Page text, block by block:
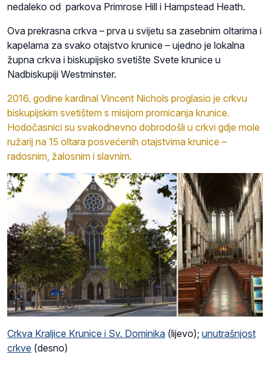
nedaleko od parkova Primrose Hill i Hampstead Heath.
Ova prekrasna crkva – prva u svijetu sa zasebnim oltarima i
kapelama za svako otajstvo krunice – ujedno je lokalna
župna crkva i biskupijsko svetište Svete krunice u
Nadbiskupiji Westminster.
2016. godine kardinal Vincent Nichols proglasio je crkvu
biskupijskim svetištem s misijom promicanja krunice.
Hodočasnici su svakodnevno dobrodošli u crkvi gdje mole
ružarij na 15 oltara posvećenih otajstvima krunice –
radosnim, žalosnim i slavnim.
Crkva Kraljice Krunice i Sv. Dominika (lijevo); unutrašnjost
crkve (desno)